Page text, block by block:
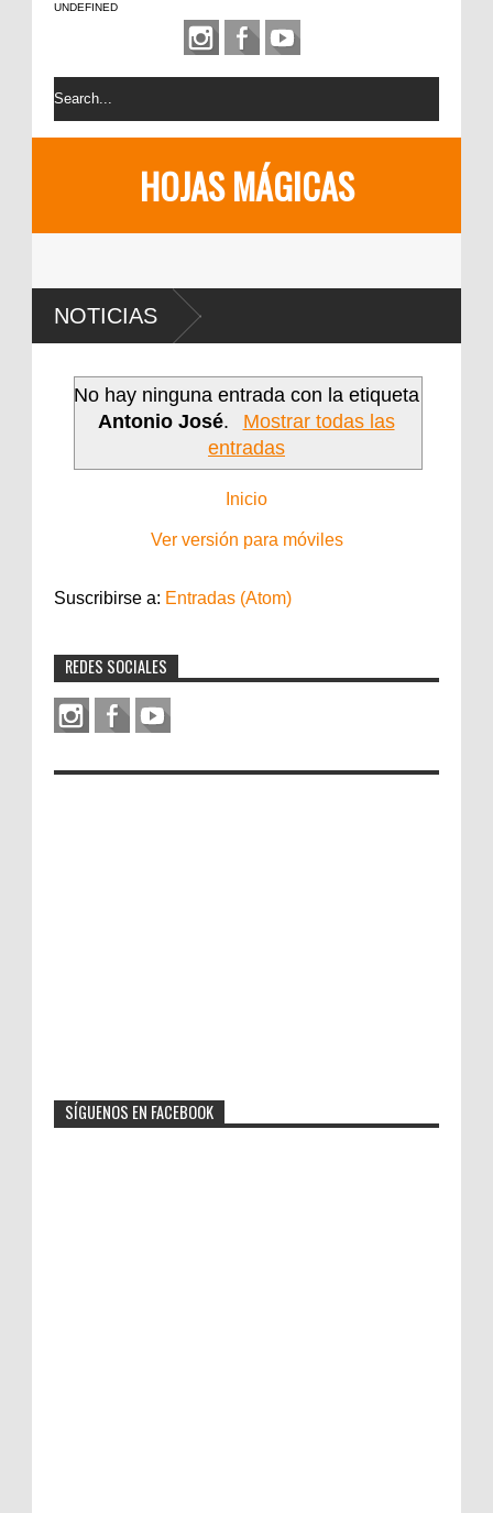
UNDEFINED
HOJAS MÁGICAS
NOTICIAS
No hay ninguna entrada con la etiqueta
Antonio José.
Mostrar todas las
entradas
Inicio
Ver versión para móviles
Suscribirse a: Entradas (Atom)
REDES SOCIALES
SÍGUENOS EN FACEBOOK